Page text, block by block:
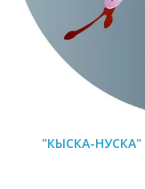
"КЫСКА-НУСКА"